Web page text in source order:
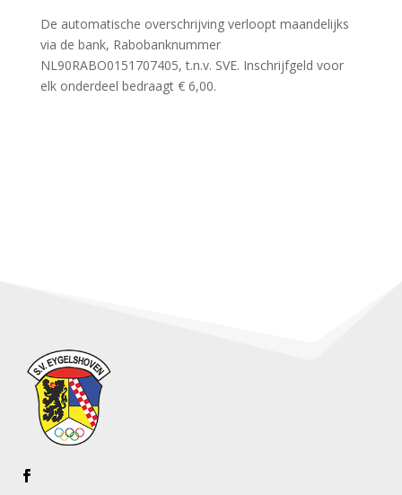
De automatische overschrijving verloopt maandelijks
via de bank, Rabobanknummer
NL90RABO0151707405, t.n.v. SVE. Inschrijfgeld voor
elk onderdeel bedraagt € 6,00.